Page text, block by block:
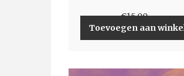
€15,00
Toevoegen aan